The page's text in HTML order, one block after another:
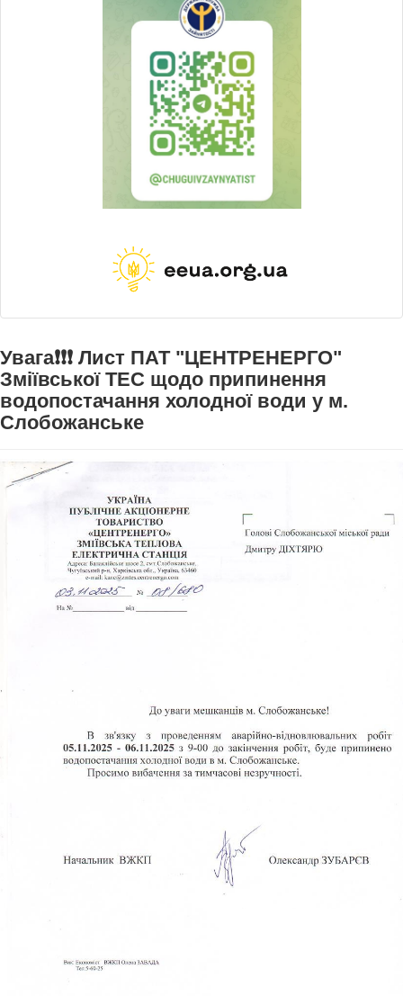
Увага❗❗❗ Лист ПАТ "ЦЕНТРЕНЕРГО"
Зміївської ТЕС щодо припинення
водопостачання холодної води у м.
Слобожанське